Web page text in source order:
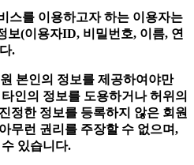
스를 이용하고자 하는 이용자는
보(이용자ID, 비밀번호, 이름, 연
.
본인의 정보를 제공하여야만
인의 정보를 도용하거나 허위의
정한 정보를 등록하지 않은 회원
무런 권리를 주장할 수 없으며,
있습니다.